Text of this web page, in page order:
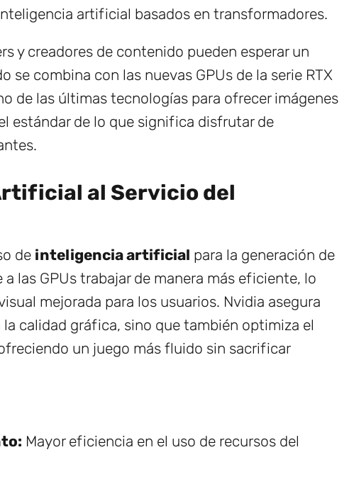
artificial basados en transformadores.
y creadores de contenido pueden esperar un
se combina con las nuevas GPUs de la serie RTX
de las últimas tecnologías para ofrecer imágenes
estándar de lo que significa disfrutar de
al Servicio del
de inteligencia artificial para la generación de
las GPUs trabajar de manera más eficiente, lo
mejorada para los usuarios. Nvidia asegura
calidad gráfica, sino que también optimiza el
un juego más fluido sin sacrificar
Mayor eficiencia en el uso de recursos del